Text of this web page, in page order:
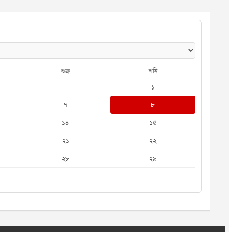
শুক্র শনি
১
৭
৮
১৪
১৫
২১
২২
২৮
২৯